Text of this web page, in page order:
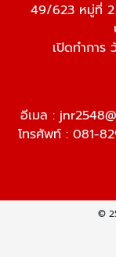
49/623 หมู่ที่ 2
เปิดทำการ
อีเมล :
โทรศัพท์ : 081-
©